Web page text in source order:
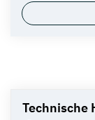
Technische